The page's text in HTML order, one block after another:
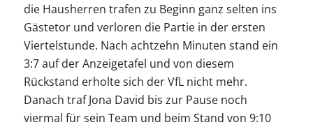
die Hausherren trafen zu Beginn ganz selten ins
Gästetor und verloren die Partie in der ersten
Viertelstunde. Nach achtzehn Minuten stand ein
3:7 auf der Anzeigetafel und von diesem
Rückstand erholte sich der VfL nicht mehr.
Danach traf Jona David bis zur Pause noch
viermal für sein Team und beim Stand von 9:10